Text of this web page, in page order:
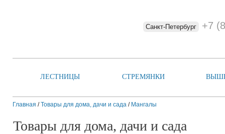
Санкт-Петербург +7
ЛЕСТНИЦЫ СТРЕМЯНКИ
Главная /Товары для дома, дачи и сада / Мангалы
Товары для дома, дачи и сада